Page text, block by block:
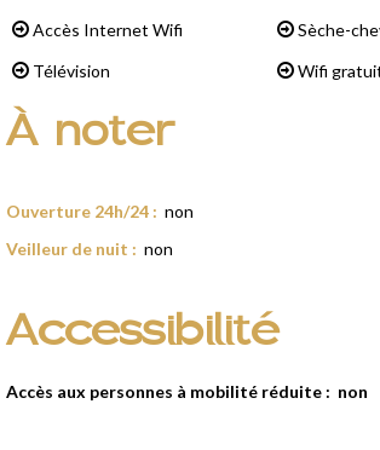
Accès Internet Wifi
Sèche-
Télévision
Wifi
À noter
Ouverture 24h/24 : non
Veilleur de nuit : non
Accessibilité
Accès aux personnes à mobilité réduite : non